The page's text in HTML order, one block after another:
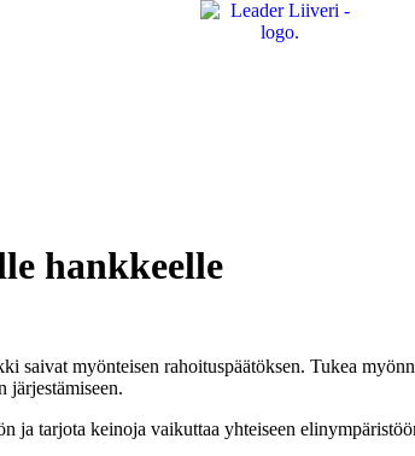
hankkeelle
myönteisen rahoituspäätöksen. Tukea
järjestämiseen.
ja tarjota keinoja vaikuttaa yhteiseen